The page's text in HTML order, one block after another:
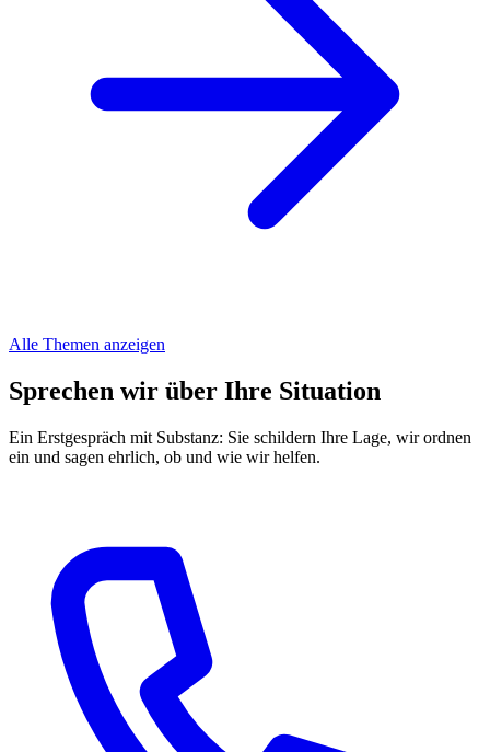
Alle Themen anzeigen
Sprechen wir über Ihre Situation
Ein Erstgespräch mit Substanz: Sie schildern Ihre Lage, wir ordnen
ein und sagen ehrlich, ob und wie wir helfen.